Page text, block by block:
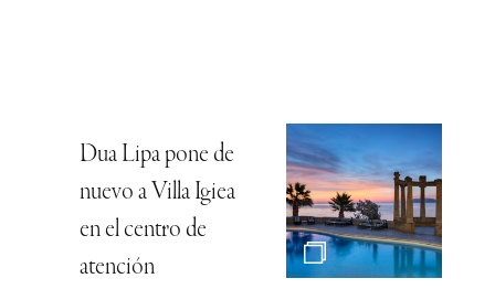
Dua Lipa pone de
nuevo a Villa Igiea
en el centro de
atención